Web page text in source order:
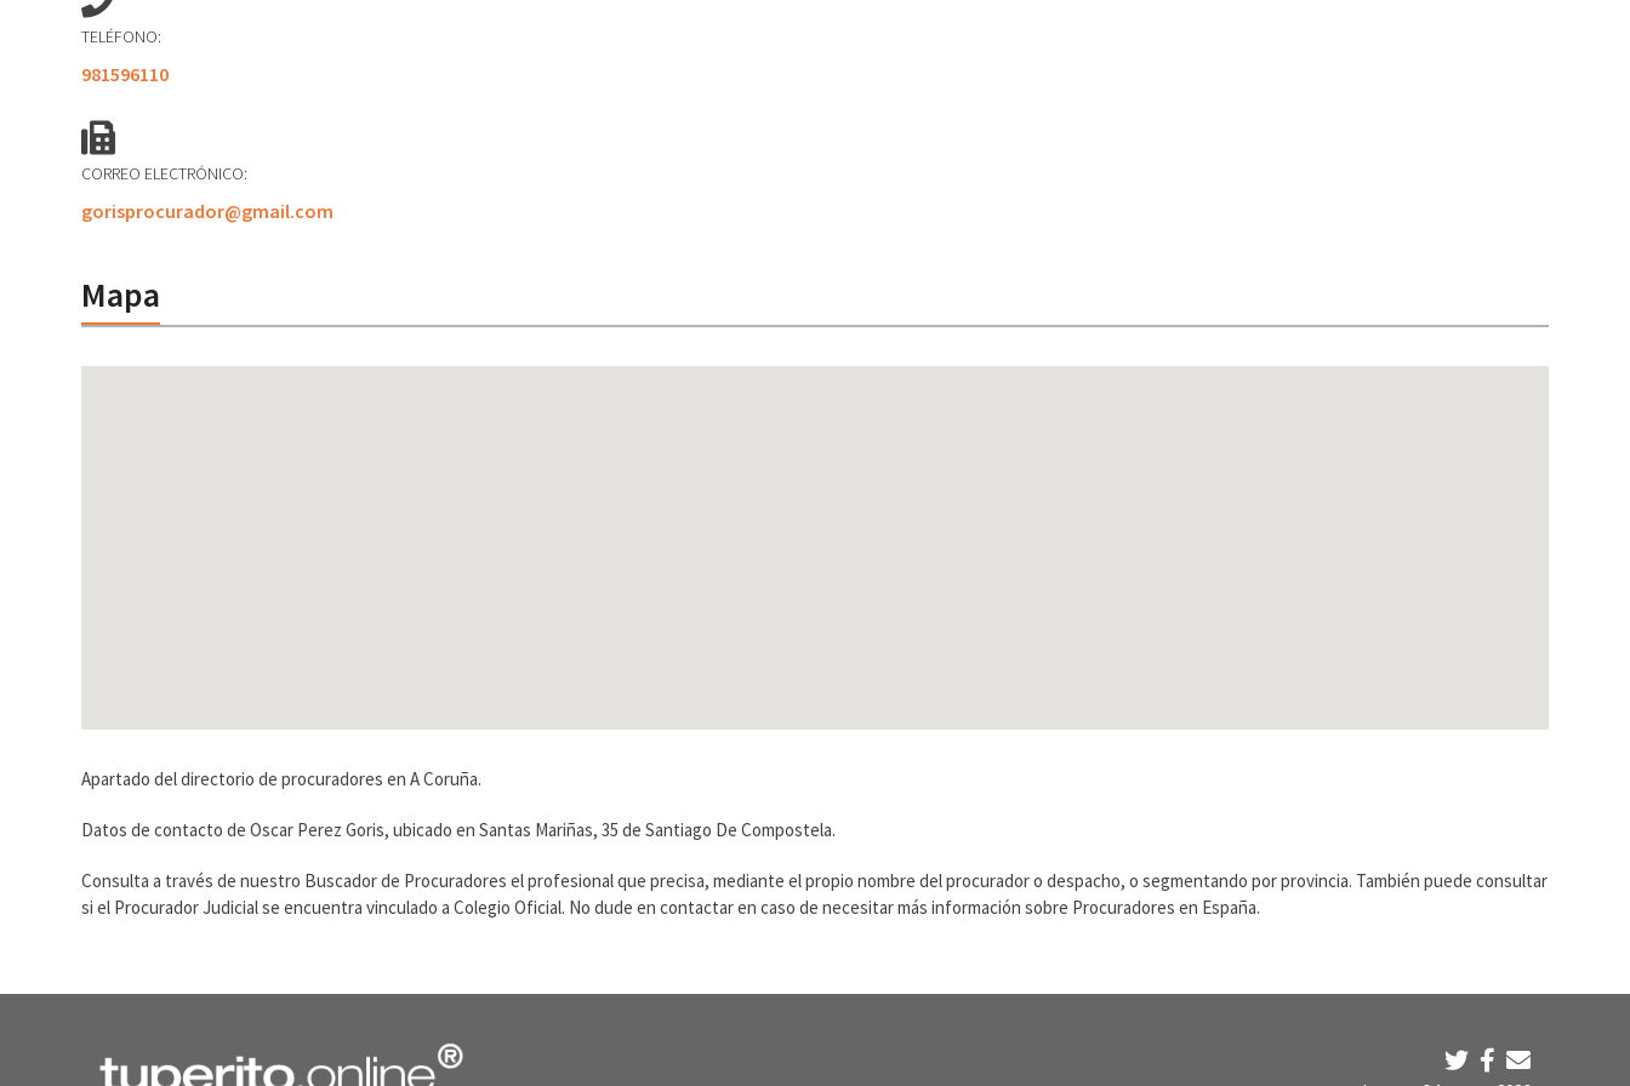
TELÉFONO:
981596110
CORREO ELECTRÓNICO:
gorisprocurador@gmail.com
Mapa
Apartado del directorio de procuradores en A Coruña.
Datos de contacto de Oscar Perez Goris, ubicado en Santas Mariñas, 35 de Santiago De Compostela.
Consulta a través de nuestro Buscador de Procuradores el profesional que precisa, mediante el propio nombre del procurador o despacho, o segmentando por provincia. También puede consultar
si el Procurador Judicial se encuentra vinculado a Colegio Oficial. No dude en contactar en caso de necesitar más información sobre Procuradores en España.